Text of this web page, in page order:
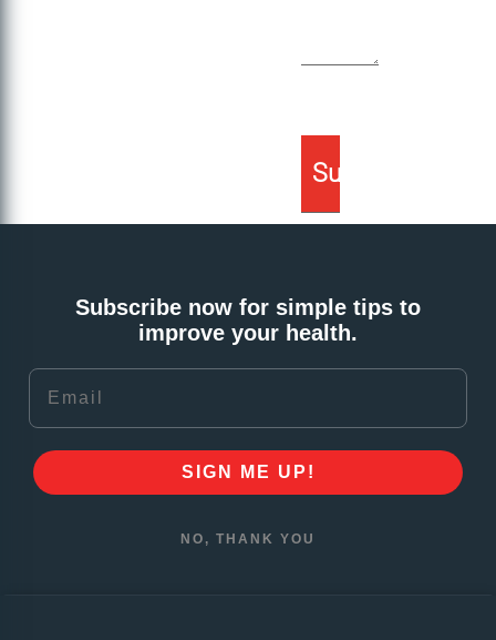
Subscribe now for simple tips to
improve your health.
Email
SIGN ME UP!
NO, THANK YOU